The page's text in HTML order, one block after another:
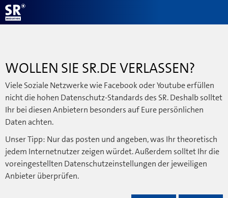
WOLLEN SIE SR.DE VERLASSEN?
Viele Soziale Netzwerke wie Facebook oder Youtube erfüllen
nicht die hohen Datenschutz-Standards des SR. Deshalb solltet
Ihr bei diesen Anbietern besonders auf Eure persönlichen
Daten achten.
Unser Tipp: Nur das posten und angeben, was Ihr theoretisch
jedem Internetnutzer zeigen würdet. Außerdem solltet Ihr die
voreingestellten Datenschutzeinstellungen der jeweiligen
Anbieter überprüfen.